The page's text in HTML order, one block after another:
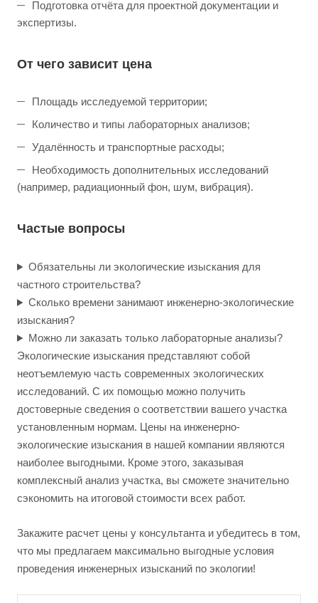
Подготовка отчёта для проектной документации и
экспертизы.
От чего зависит цена
Площадь исследуемой территории;
Количество и типы лабораторных анализов;
Удалённость и транспортные расходы;
Необходимость дополнительных исследований
(например, радиационный фон, шум, вибрация).
Частые вопросы
Обязательны ли экологические изыскания для
частного строительства?
Сколько времени занимают инженерно-экологические
изыскания?
Можно ли заказать только лабораторные анализы?
Экологические изыскания представляют собой
неотъемлемую часть современных экологических
исследований. С их помощью можно получить
достоверные сведения о соответствии вашего участка
установленным нормам. Цены на инженерно-
экологические изыскания в нашей компании являются
наиболее выгодными. Кроме этого, заказывая
комплексный анализ участка, вы сможете значительно
сэкономить на итоговой стоимости всех работ.
Закажите расчет цены у консультанта и убедитесь в том,
что мы предлагаем максимально выгодные условия
проведения инженерных изысканий по экологии!